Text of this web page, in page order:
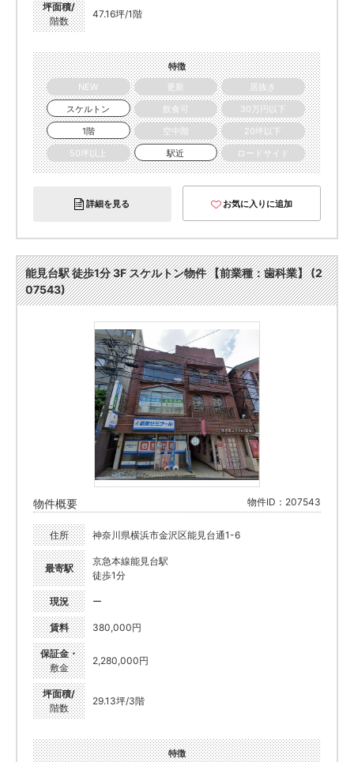
坪面積/
階数
47.16坪/1階
特徴
NEW
更新
居抜き
スケルトン
飲食可
30万円以下
1階
空中階
20坪以下
50坪以上
駅近 ロードサイド
詳細を見る お気に入りに追加
能見台駅 徒歩1分 3F スケルトン物件 【前業種：歯科業】 (2
07543)
物件概要 物件ID：207543
住所 神奈川県横浜市金沢区能見台通1-6
最寄駅
京急本線能見台駅
徒歩1分
現況 ー
賃料 380,000円
保証金・
敷金
2,280,000円
坪面積/
階数
29.13坪/3階
特徴